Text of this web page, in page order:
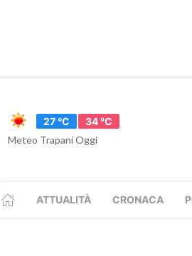
27 °C
34 °C
Meteo Trapani Oggi
ATTUALITÀ CRONACA